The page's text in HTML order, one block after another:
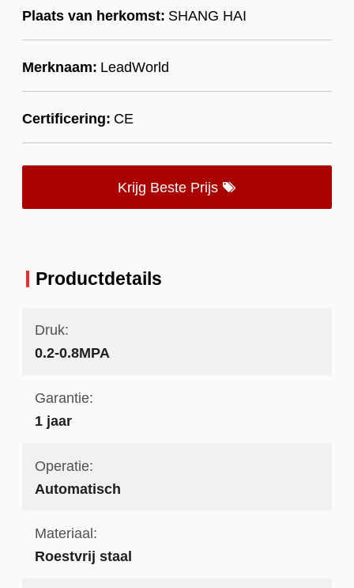
Plaats van herkomst: SHANG HAI
Merknaam: LeadWorld
Certificering: CE
Krijg Beste Prijs
Productdetails
Druk:
0.2-0.8MPA
Garantie:
1 jaar
Operatie:
Automatisch
Materiaal:
Roestvrij staal